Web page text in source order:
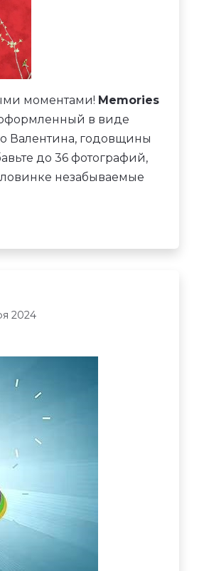
моментами! Memories
в виде
Валентина, годовщины
до 36 фотографий,
незабываемые
2024